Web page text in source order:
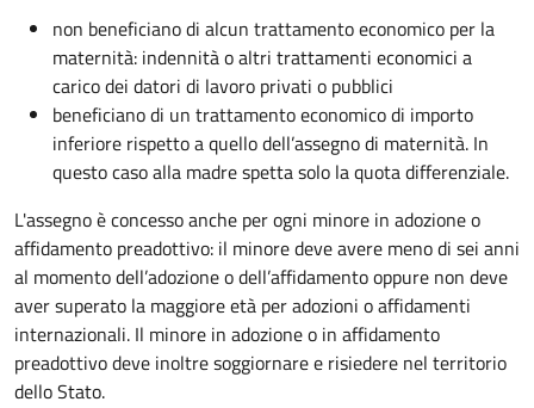
non beneficiano di alcun trattamento economico per la
maternità: indennità o altri trattamenti economici a
carico dei datori di lavoro privati o pubblici
beneficiano di un trattamento economico di importo
inferiore rispetto a quello dell’assegno di maternità. In
questo caso alla madre spetta solo la quota differenziale.
L'assegno è concesso anche per ogni minore in adozione o
affidamento preadottivo: il minore deve avere meno di sei anni
al momento dell’adozione o dell’affidamento oppure non deve
aver superato la maggiore età per adozioni o affidamenti
internazionali. Il minore in adozione o in affidamento
preadottivo deve inoltre soggiornare e risiedere nel territorio
dello Stato.